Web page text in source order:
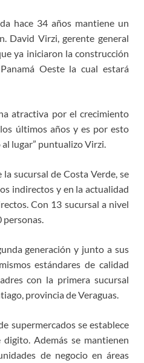
hace 34 años mantiene un
David Virzi, gerente general
ya iniciaron la construcción
Oeste la cual estará
atractiva por el crecimiento
últimos años y es por esto
lugar” puntualizo Virzi.
sucursal de Costa Verde, se
indirectos y en la actualidad
Con 13 sucursal a nivel
personas.
generación y junto a sus
estándares de calidad
con la primera sucursal
provincia de Veraguas.
supermercados se establece
Además se mantienen
de negocio en áreas